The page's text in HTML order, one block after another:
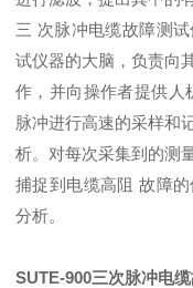
三 次脉冲电缆故障测
试仪器的大脑，负责向
作，并向操作者提供人
脉冲进行高速的采样和
析。对每次采集到的测
捕捉到电缆高阻 故障
分析。
SUTE-900三次脉冲电